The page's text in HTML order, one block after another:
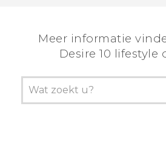
Meer informatie
Desire 10 lifestyle